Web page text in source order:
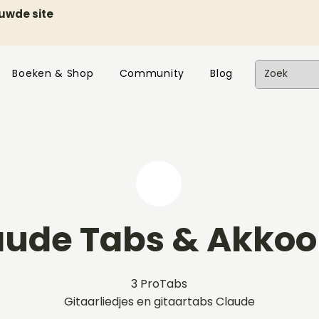
site
Boeken & Shop Community Blog
Tabs &
3 ProTabs
Gitaarliedjes en gitaartabs Claude